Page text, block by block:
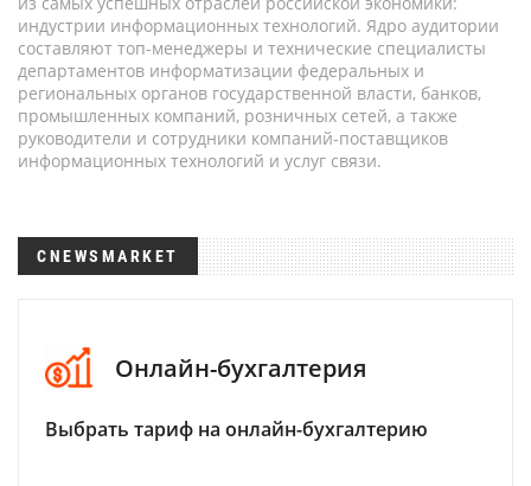
индустрии информационных технологий. Ядро аудитории
составляют топ-менеджеры и технические специалисты
департаментов информатизации федеральных и
региональных органов государственной власти, банков,
промышленных компаний, розничных сетей, а также
руководители и сотрудники компаний-поставщиков
информационных технологий и услуг связи.
CNEWSMARKET
Онлайн-бухгалтерия
Выбрать тариф на онлайн-бухгалтерию